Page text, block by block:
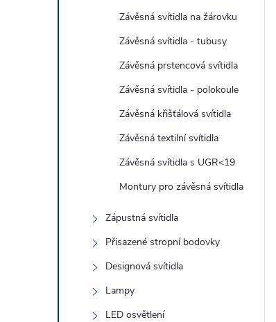
Závěsná svítidla na žárovku
Závěsná svítidla - tubusy
Závěsná prstencová svítidla
Závěsná svítidla - polokoule
Závěsná křišťálová svítidla
Závěsná textilní svítidla
Závěsná svítidla s UGR<19
Montury pro závěsná svítidla
Zápustná svítidla
Přisazené stropní bodovky
Designová svítidla
Lampy
LED osvětlení